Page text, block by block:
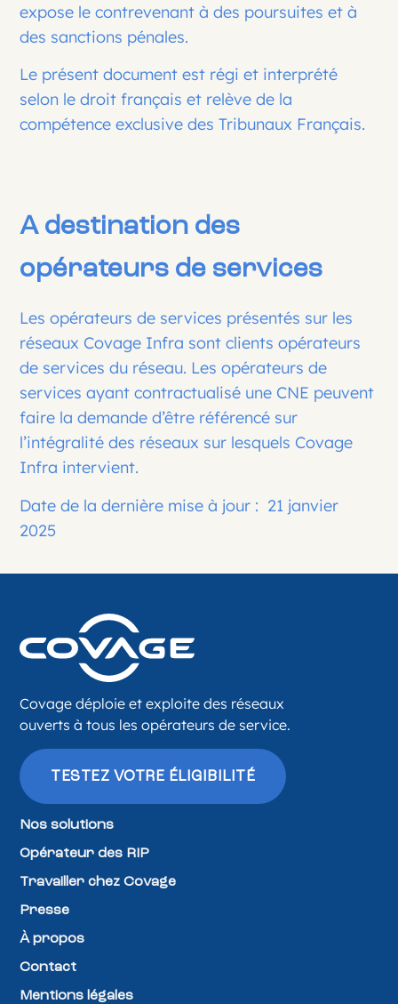
expose le contrevenant à des poursuites et à
des sanctions pénales.
Le présent document est régi et interprété
selon le droit français et relève de la
compétence exclusive des Tribunaux Français.
A destination des
opérateurs de services
Les opérateurs de services présentés sur les
réseaux Covage Infra sont clients opérateurs
de services du réseau. Les opérateurs de
services ayant contractualisé une CNE peuvent
faire la demande d’être référencé sur
l’intégralité des réseaux sur lesquels Covage
Infra intervient.
Date de la dernière mise à jour : 21 janvier
2025
Covage déploie et exploite des réseaux
ouverts à tous les opérateurs de service.
TESTEZ VOTRE ÉLIGIBILITÉ
Nos solutions
Opérateur des RIP
Travailler chez Covage
Presse
À propos
Contact
Mentions légales